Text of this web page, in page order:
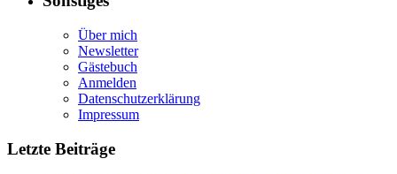
Über mich
Newsletter
Gästebuch
Anmelden
Datenschutzerklärung
Impressum
Letzte Beiträge